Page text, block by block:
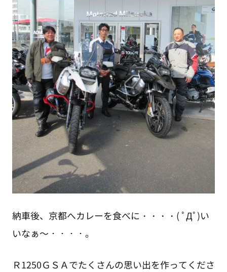
納車後、京都へカレーを食べに・・・・( ﾟДﾟ)い
いなぁ～・・・・。
Ｒ1250ＧＳＡでたくさんの思い出を作ってくださ